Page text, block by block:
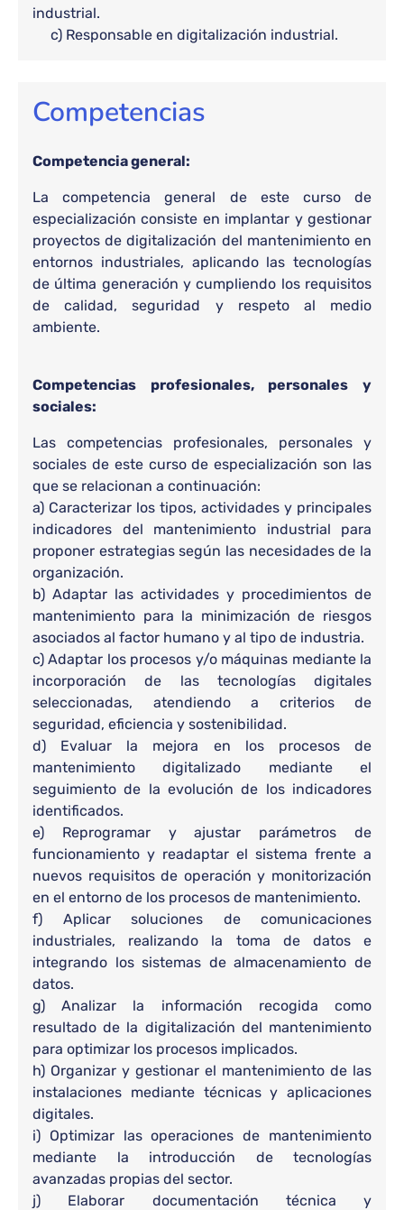
industrial.
c) Responsable en digitalización industrial.
Competencias
Competencia general:
La competencia general de este curso de
especialización consiste en implantar y gestionar
proyectos de digitalización del mantenimiento en
entornos industriales, aplicando las tecnologías
de última generación y cumpliendo los requisitos
de calidad, seguridad y respeto al medio
ambiente.
Competencias profesionales, personales y
sociales:
Las competencias profesionales, personales y
sociales de este curso de especialización son las
que se relacionan a continuación:
a) Caracterizar los tipos, actividades y principales
indicadores del mantenimiento industrial para
proponer estrategias según las necesidades de la
organización.
b) Adaptar las actividades y procedimientos de
mantenimiento para la minimización de riesgos
asociados al factor humano y al tipo de industria.
c) Adaptar los procesos y/o máquinas mediante la
incorporación de las tecnologías digitales
seleccionadas, atendiendo a criterios de
seguridad, eficiencia y sostenibilidad.
d) Evaluar la mejora en los procesos de
mantenimiento digitalizado mediante el
seguimiento de la evolución de los indicadores
identificados.
e) Reprogramar y ajustar parámetros de
funcionamiento y readaptar el sistema frente a
nuevos requisitos de operación y monitorización
en el entorno de los procesos de mantenimiento.
f) Aplicar soluciones de comunicaciones
industriales, realizando la toma de datos e
integrando los sistemas de almacenamiento de
datos.
g) Analizar la información recogida como
resultado de la digitalización del mantenimiento
para optimizar los procesos implicados.
h) Organizar y gestionar el mantenimiento de las
instalaciones mediante técnicas y aplicaciones
digitales.
i) Optimizar las operaciones de mantenimiento
mediante la introducción de tecnologías
avanzadas propias del sector.
j) Elaborar documentación técnica y